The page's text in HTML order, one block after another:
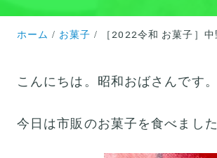
ホーム お菓子 ［2022令和 お菓子］
こんにちは。昭和おばさんです。
今日は市販のお菓子を食べました